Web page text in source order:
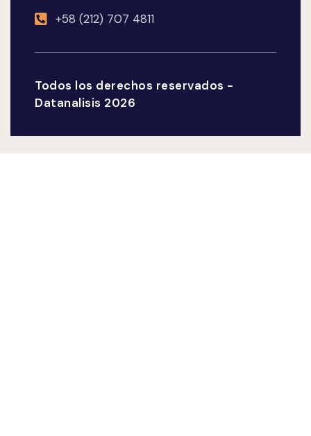
+58 (212) 707 4811
Todos los derechos reservados -
Datanalisis 2026